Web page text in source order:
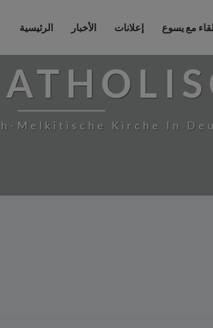
الرئيسية الأخبار إعلانات لقاء مع يسوع
Melkitische Kirche In